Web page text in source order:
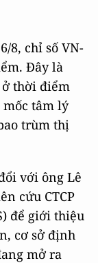
8, chỉ số VN-
Đây là
thời điểm
tâm lý
trùm thị
với ông Lê
cứu CTCP
để giới thiệu
cơ sở định
mở ra